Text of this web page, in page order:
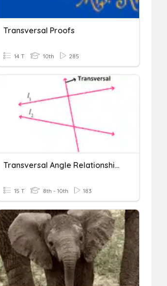
Transversal Proofs
14 T 10th 285
Transversal Angle Relationships
15 T 8th - 10th 183